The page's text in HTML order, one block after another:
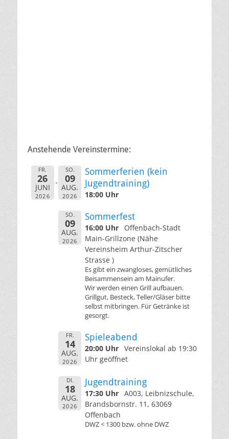
Anstehende Vereinstermine:
FR.
26
JUNI
2026
SO.
09
AUG.
2026
Sommerferien (kein
Jugendtraining)
18:00 Uhr
SO.
09
AUG.
2026
Sommerfest
16:00 Uhr
Offenbach-Stadt
Main-Grillzone (Nähe
Vereinsheim Arthur-Zitscher
Strasse )
Es gibt ein zwangloses, gemütliches
Beisammensein am Mainufer.
Wir werden einen Grill aufbauen.
Grillgut, Besteck, Teller/Gläser bitte
selbst mitbringen. Für Getränke ist
gesorgt.
FR.
14
AUG.
2026
Spieleabend
20:00 Uhr Vereinslokal ab 19:30
Uhr geöffnet
DI.
18
AUG.
2026
Jugendtraining
17:30 Uhr A003, Leibnizschule,
Brandsbornstr. 11, 63069
Offenbach
DWZ < 1300 bzw. ohne DWZ